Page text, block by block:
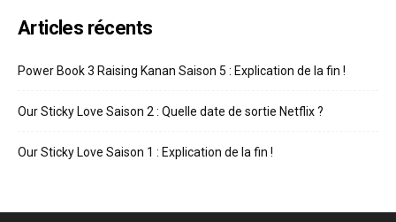
Articles récents
Power Book 3 Raising Kanan Saison 5 : Explication de la fin !
Our Sticky Love Saison 2 : Quelle date de sortie Netflix ?
Our Sticky Love Saison 1 : Explication de la fin !